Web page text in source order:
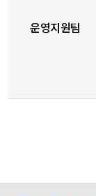
운영지원팀